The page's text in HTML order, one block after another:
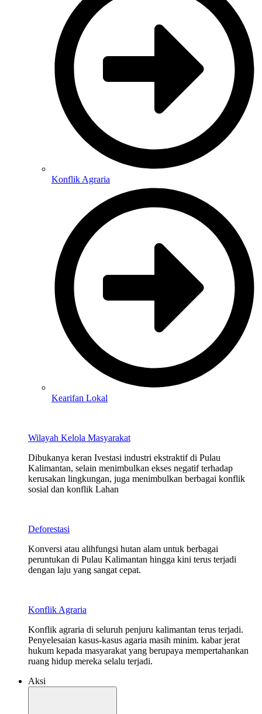
Konflik Agraria
Kearifan Lokal
Wilayah Kelola Masyarakat
Dibukanya keran Ivestasi industri ekstraktif di Pulau
Kalimantan, selain menimbulkan ekses negatif terhadap
kerusakan lingkungan, juga menimbulkan berbagai konflik
sosial dan konflik Lahan
Deforestasi
Konversi atau alihfungsi hutan alam untuk berbagai
peruntukan di Pulau Kalimantan hingga kini terus terjadi
dengan laju yang sangat cepat.
Konflik Agraria
Konflik agraria di seluruh penjuru kalimantan terus terjadi.
Penyelesaian kasus-kasus agaria masih minim. kabar jerat
hukum kepada masyarakat yang berupaya mempertahankan
ruang hidup mereka selalu terjadi.
Aksi